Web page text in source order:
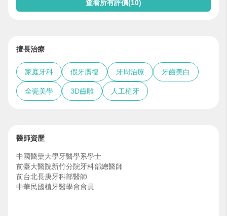
查看所有評價(10)
擅長治療
家庭牙科 假牙贋復 牙周治療 牙齒美白
全瓷美學 3D齒雕 人工植牙
醫師資歷
中國醫藥大學牙醫學系學士
前臺大醫院新竹分院牙科部總醫師
前台北長庚牙科部醫師
中華民國植牙醫學會會員